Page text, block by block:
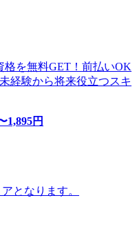
格を無料GET！前払いOK
経験から将来役立つスキ
1,895円
となります。